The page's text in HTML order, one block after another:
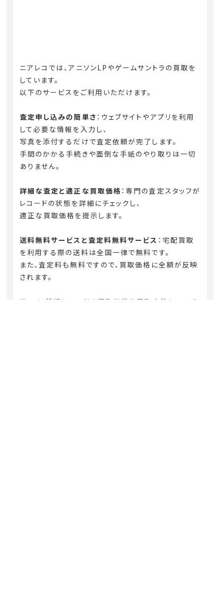
ニアレコでは、アニソンLPやゲームサントラの買取を
しています。
以下のサービスをご利用いただけます。
査定申し込みの簡単さ ：ウェブサイトやアプリを利用
して必要な情報を入力し、
写真を添付するだけで査定依頼が完了します。
手間のかかる手続きや面倒な手紙のやり取りは一切
ありません。
詳細な査定と適正な買取価格 ：専門の査定スタッフが
レコードの状態を詳細にチェックし、
適正な買取価格を提示します。
送料無料サービスと査定料無料サービス ：宅配買取
を利用する際の送料は全国一律で無料です。
また、査定料も無料ですので、買取価格に全額が反映
されます。
アニメ・特撮レコードの買取価格や買取方法について